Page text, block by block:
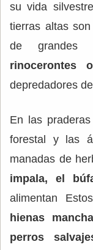
su vida
tierras altas
de grandes
rinocerontes
depredadores
En las
forestal y las
manadas de
impala, el
alimentan
hienas
perros